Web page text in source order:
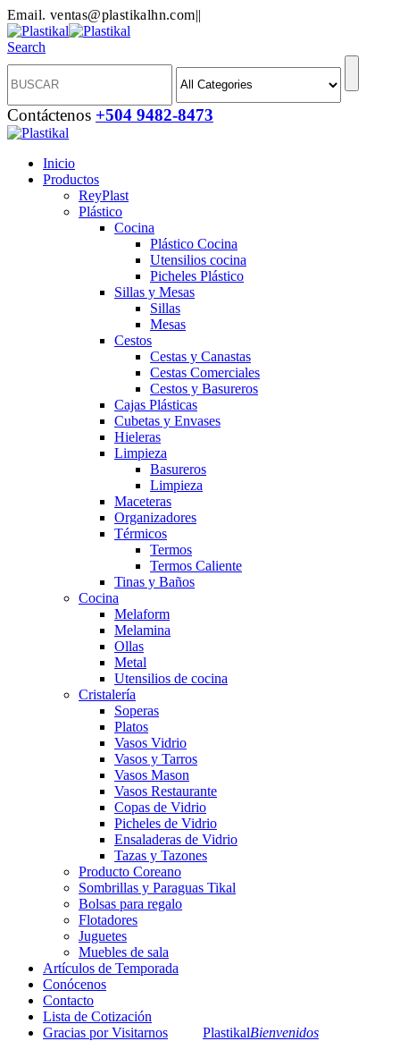
Email. ventas@plastikalhn.com||
Search
Contáctenos +504 9482-8473
Inicio
Productos
ReyPlast
Plástico
Cocina
Plástico Cocina
Utensilios cocina
Picheles Plástico
Sillas y Mesas
Sillas
Mesas
Cestos
Cestas y Canastas
Cestas Comerciales
Cestos y Basureros
Cajas Plásticas
Cubetas y Envases
Hieleras
Limpieza
Basureros
Limpieza
Maceteras
Organizadores
Térmicos
Termos
Termos Caliente
Tinas y Baños
Cocina
Melaform
Melamina
Ollas
Metal
Utensilios de cocina
Cristalería
Soperas
Platos
Vasos Vidrio
Vasos y Tarros
Vasos Mason
Vasos Restaurante
Copas de Vidrio
Picheles de Vidrio
Ensaladeras de Vidrio
Tazas y Tazones
Producto Coreano
Sombrillas y Paraguas Tikal
Bolsas para regalo
Flotadores
Juguetes
Muebles de sala
Artículos de Temporada
Conócenos
Contacto
Lista de Cotización
Gracias por Visitarnos
PlastikalBienvenidos